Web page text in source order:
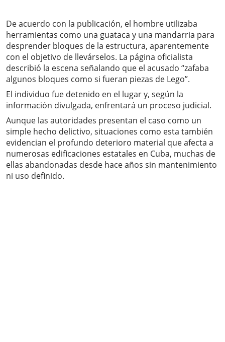
De acuerdo con la publicación, el hombre utilizaba
herramientas como una guataca y una mandarria para
desprender bloques de la estructura, aparentemente
con el objetivo de llevárselos. La página oficialista
describió la escena señalando que el acusado “zafaba
algunos bloques como si fueran piezas de Lego”.
El individuo fue detenido en el lugar y, según la
información divulgada, enfrentará un proceso judicial.
Aunque las autoridades presentan el caso como un
simple hecho delictivo, situaciones como esta también
evidencian el profundo deterioro material que afecta a
numerosas edificaciones estatales en Cuba, muchas de
ellas abandonadas desde hace años sin mantenimiento
ni uso definido.